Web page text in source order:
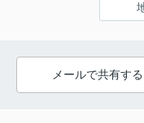
メールで共有する